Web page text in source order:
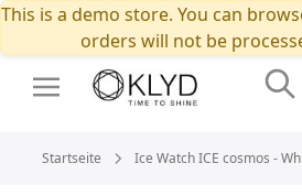
This is a demo store. You can
orders will not be
Suche
Startseite Ice Watch ICE cosmos -